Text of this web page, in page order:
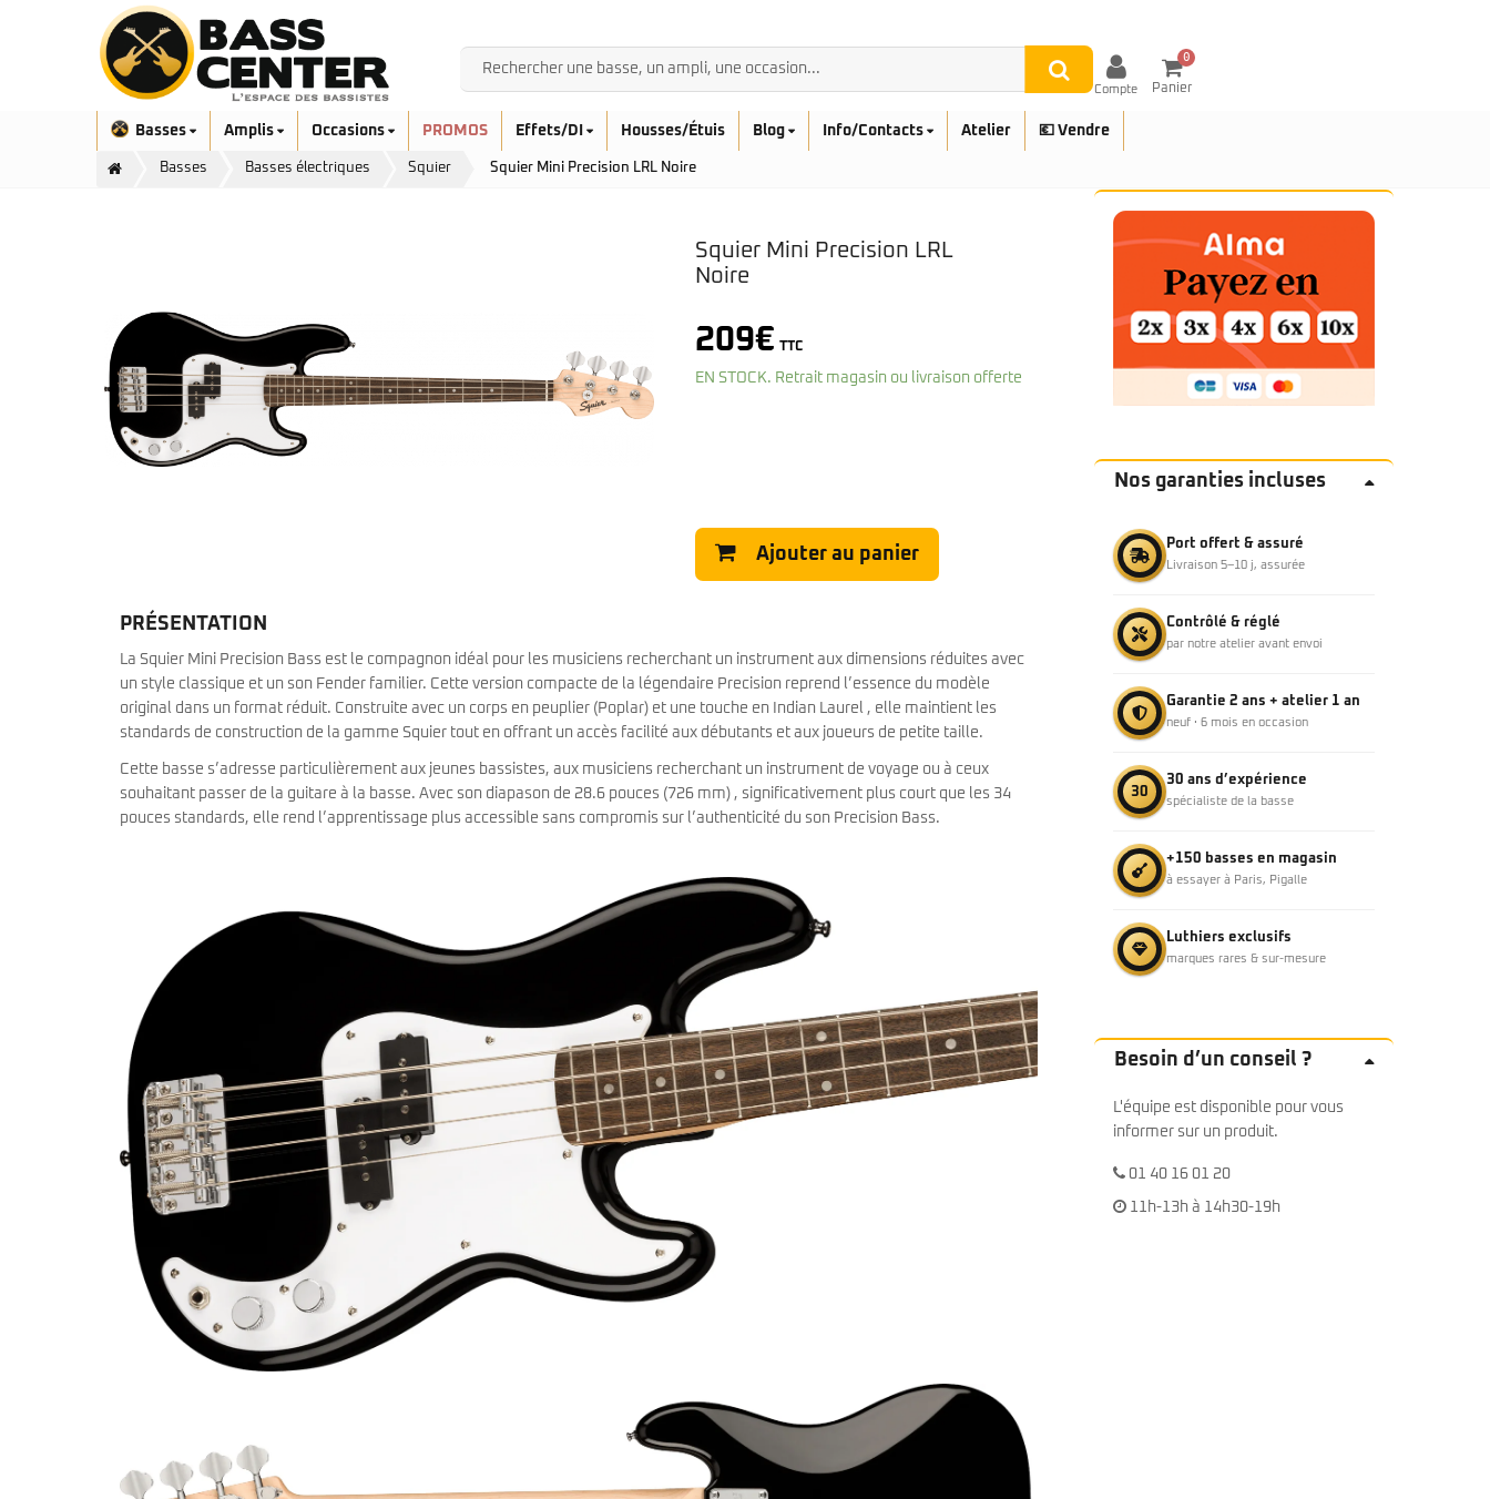
Compte
0
Panier
Basses
Aquilina Exclusivité
Ashdown
Bacchus
Cort
Danelectro
Duvoisin
Artist Series
Vintera II
Player II
Made in Japan
Standard
Nouveau
Godin
Guild
Ibanez
Serie M2
Serie P5
Serie P7
Serie U5
Serie V5
Serie V7
Serie Z3
Prodipe
Rickenbacker
Sadowsky
Sandberg
Classic Vibe Precision
Classic Vibe Jaguar
Classic Vibe Mustang
Sterling by Music Man
Série Stingray Short Scale
Serie Stingray Ray2 Intro Series
Serie Stingray Ray4/5
Serie Stingray Ray34/35
Warwick / Rockbass
Yamaha
Serie TRB
Serie TRBX
Furch
Fender
Kala
Ortega
Amplis Occasions PROMOS Effets/DI Housses/Étuis Blog Info/Contacts Atelier 💶 Vendre
Basses Basses électriques Squier Squier Mini Precision LRL Noire
Squier Mini Precision LRL
Noire
209€ TTC
EN STOCK. Retrait magasin ou livraison offerte
Ajouter au panier
PRÉSENTATION
La Squier Mini Precision Bass est le compagnon idéal pour les musiciens recherchant un instrument aux dimensions réduites avec
un style classique et un son Fender familier. Cette version compacte de la légendaire Precision reprend l’essence du modèle
original dans un format réduit. Construite avec un corps en peuplier (Poplar) et une touche en Indian Laurel , elle maintient les
standards de construction de la gamme Squier tout en offrant un accès facilité aux débutants et aux joueurs de petite taille.
Cette basse s’adresse particulièrement aux jeunes bassistes, aux musiciens recherchant un instrument de voyage ou à ceux
souhaitant passer de la guitare à la basse. Avec son diapason de 28.6 pouces (726 mm) , significativement plus court que les 34
pouces standards, elle rend l’apprentissage plus accessible sans compromis sur l’authenticité du son Precision Bass.
Nos garanties incluses
Port offert & assuré
Livraison 5–10 j, assurée
Contrôlé & réglé
par notre atelier avant envoi
Garantie 2 ans + atelier 1 an
neuf · 6 mois en occasion
30
30 ans d’expérience
spécialiste de la basse
+150 basses en magasin
à essayer à Paris, Pigalle
Luthiers exclusifs
marques rares & sur-mesure
Besoin d’un conseil ?
L'équipe est disponible pour vous
informer sur un produit.
01 40 16 01 20
11h-13h à 14h30-19h